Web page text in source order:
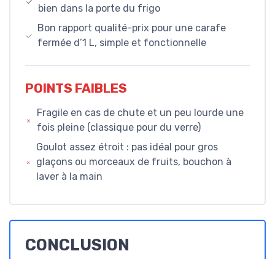
bien dans la porte du frigo
Bon rapport qualité-prix pour une carafe
fermée d’1 L, simple et fonctionnelle
POINTS FAIBLES
Fragile en cas de chute et un peu lourde une
fois pleine (classique pour du verre)
Goulot assez étroit : pas idéal pour gros
glaçons ou morceaux de fruits, bouchon à
laver à la main
CONCLUSION